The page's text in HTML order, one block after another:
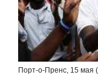
Порт-о-Пренс, 15 мая